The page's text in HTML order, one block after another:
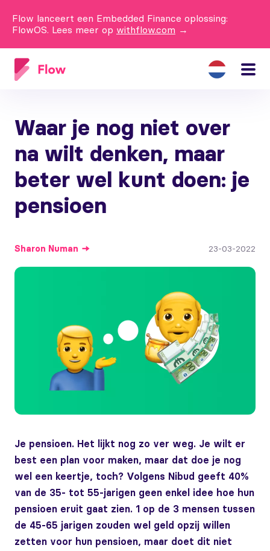
Flow lanceert een Embedded Finance oplossing:
FlowOS. Lees meer op withflow.com →
Waar je nog niet over
na wilt denken, maar
beter wel kunt doen: je
pensioen
Sharon Numan 23-03-2022
Je pensioen. Het lijkt nog zo ver weg. Je wilt er
best een plan voor maken, maar dat doe je nog
wel een keertje, toch? Volgens Nibud geeft 40%
van de 35- tot 55-jarigen geen enkel idee hoe hun
pensioen eruit gaat zien. 1 op de 3 mensen tussen
de 45-65 jarigen zouden wel geld opzij willen
zetten voor hun pensioen, maar doet dit niet